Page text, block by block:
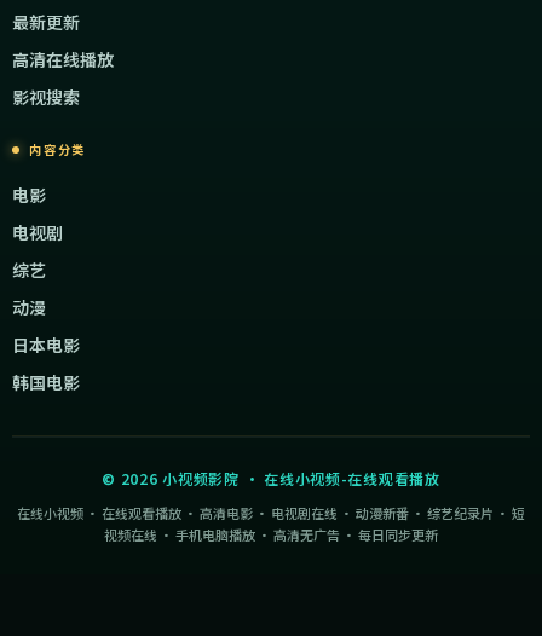
最新更新
高清在线播放
影视搜索
内容分类
电影
电视剧
综艺
动漫
日本电影
韩国电影
© 2026 小视频影院 ·在线小视频-在线观看播放
在线小视频 · 在线观看播放 · 高清电影 · 电视剧在线 · 动漫新番 · 综艺纪录片 · 短
视频在线 · 手机电脑播放 · 高清无广告 · 每日同步更新